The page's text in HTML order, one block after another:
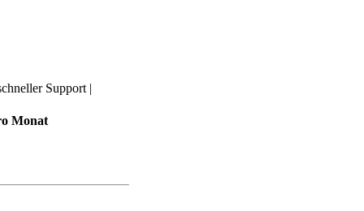
Support |
Monat